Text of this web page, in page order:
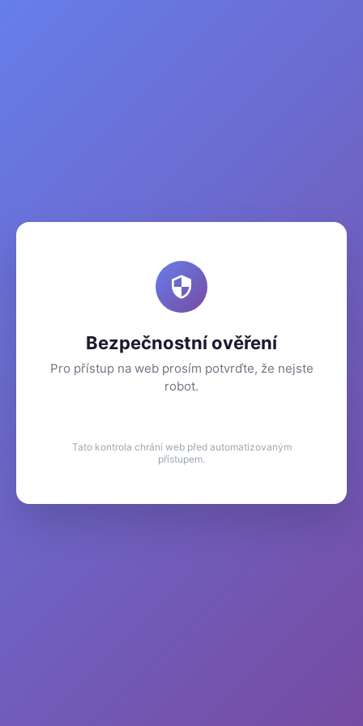
Bezpečnostní ověření
Pro přístup na web prosím potvrďte, že nejste
robot.
Tato kontrola chrání web před automatizovaným
přístupem.